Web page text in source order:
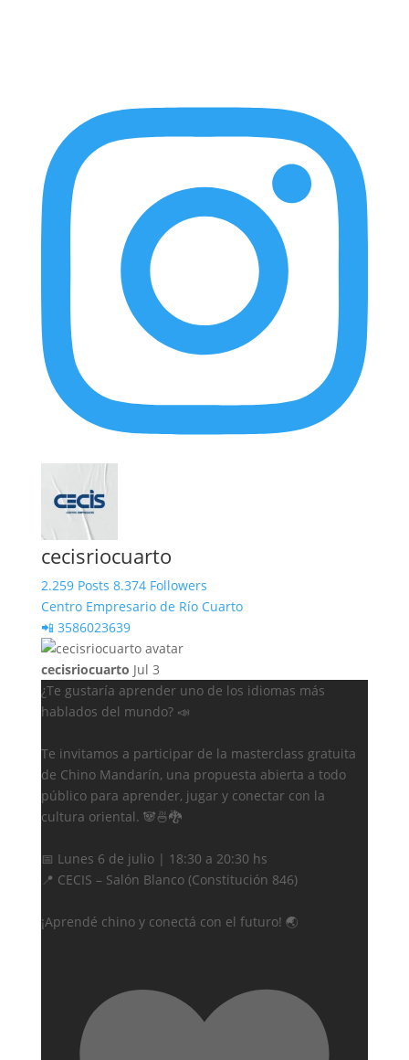
cecisriocuarto
2.259 Posts 8.374 Followers
Centro Empresario de Río Cuarto
📲 3586023639
cecisriocuarto Jul 3
¿Te gustaría aprender uno de los idiomas más
hablados del mundo? 📣
Te invitamos a participar de la masterclass gratuita
de Chino Mandarín, una propuesta abierta a todo
público para aprender, jugar y conectar con la
cultura oriental. 🐼🍜🐉
📅 Lunes 6 de julio | 18:30 a 20:30 hs
📍 CECIS – Salón Blanco (Constitución 846)
¡Aprendé chino y conectá con el futuro! 🌏